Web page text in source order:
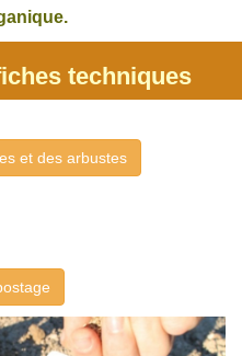
techniques
et des arbustes